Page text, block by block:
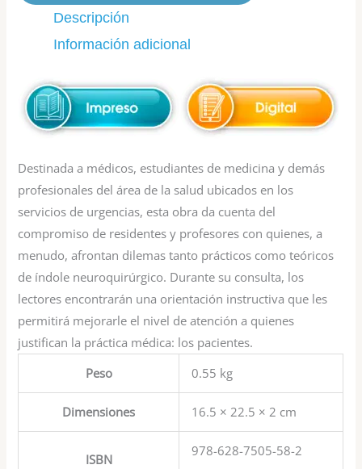
Descripción
Información adicional
Destinada a médicos, estudiantes de medicina y demás
profesionales del área de la salud ubicados en los
servicios de urgencias, esta obra da cuenta del
compromiso de residentes y profesores con quienes, a
menudo, afrontan dilemas tanto prácticos como teóricos
de índole neuroquirúrgico. Durante su consulta, los
lectores encontrarán una orientación instructiva que les
permitirá mejorarle el nivel de atención a quienes
justifican la práctica médica: los pacientes.
Peso
0.55 kg
Dimensiones 16.5 × 22.5 × 2 cm
ISBN
978-628-7505-58-2